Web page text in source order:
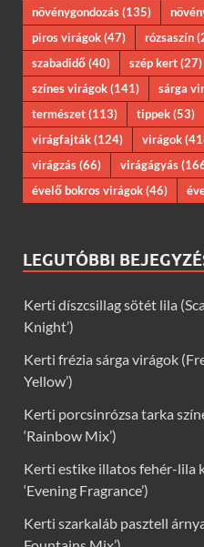
növénygondozás(135)
piros virágok(47) rózsaszín
szabadidő(40) szép kert(27)
színes virágok(141) sárga
természet(113) tippek(53)
virágfajták(124) virágok
virágzás(66) virágágyás
évelő bokros virágok(46)
LEGUTÓBBI
Kerti díszcsillag sötét lila
Knight’)
Kerti frézia sárga virágok
Yellow’)
Kerti porcsinrózsa tarka
‘Rainbow Mix’)
Kerti estike illatos fehér-lila
‘Evening Fragrance’)
Kerti szarkaláb pasztell